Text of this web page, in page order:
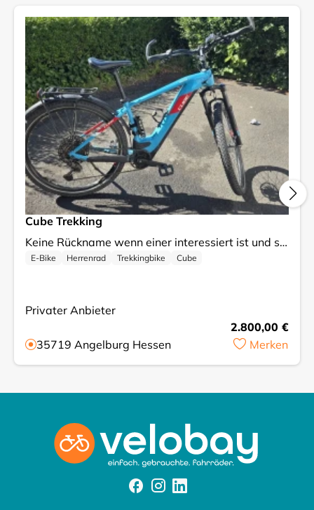
Cube Trekking
Keine Rückname wenn einer interessiert ist und sich meldet und möchte diesen Bike haben ist eine Rückname Ausgeschlossen Nur Abholung vor Ort Nur Barzahlung vor Ort Kein Versand Ich verkaufe mein Trekkingbike, das sich in einem gebrauchten, aber gut erhaltenen Zustand befindet. Es ist eine ideale Wahl für alle, die gerne längere Strecken zurücklegen und dabei Komfort und Stabilität genießen möchten. Die Preisgestaltung ist fest, was bedeutet, dass Sie sofort kaufen können, ohne auf Gebote warten zu müssen. Es handelt sich um ein zuverlässiges Fahrrad, das bereit ist, neue Abenteuer mit Ihnen zu erleben. Bei Fragen oder für weitere Informationen stehe ich Ihnen gerne zur Verfügung!
E-Bike Herrenrad Trekkingbike Cube
Privater Anbieter
2.800,00 €
35719 Angelburg Hessen Merken
FacebookInstagram